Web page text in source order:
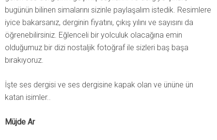
bugünün bilinen simalarını sizinle paylaşalım istedik. Resimlere
iyice bakarsanız, derginin fiyatını, çıkış yılını ve sayısını da
öğrenebilirsiniz. Eğlenceli bir yolculuk olacağına emin
olduğumuz bir dizi nostaljik fotoğraf ile sizleri baş başa
bırakıyoruz.
İşte ses dergisi ve ses dergisine kapak olan ve ününe ün
katan isimler..
Müjde Ar